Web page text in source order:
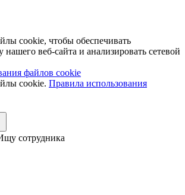
cookie, чтобы обеспечивать
веб-сайта и анализировать сетевой
файлов cookie
cookie. Правила использования
сотрудника